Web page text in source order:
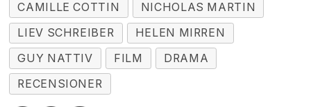
CAMILLE COTTIN
NICHOLAS MARTIN
LIEV SCHREIBER
HELEN MIRREN
GUY NATTIV
FILM
DRAMA
RECENSIONER